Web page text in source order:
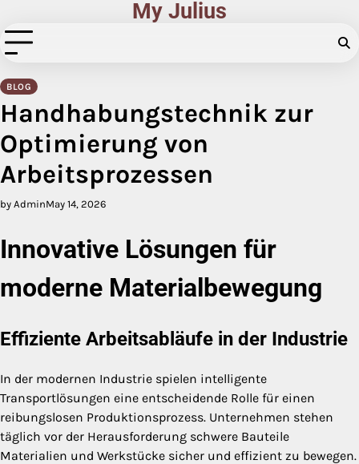
to
content
My Julius
BLOG
Handhabungstechnik zur
Optimierung von
Arbeitsprozessen
by AdminMay 14, 2026
Innovative Lösungen für
moderne Materialbewegung
Effiziente Arbeitsabläufe in der Industrie
In der modernen Industrie spielen intelligente
Transportlösungen eine entscheidende Rolle für einen
reibungslosen Produktionsprozess. Unternehmen stehen
täglich vor der Herausforderung schwere Bauteile
Materialien und Werkstücke sicher und effizient zu bewegen.